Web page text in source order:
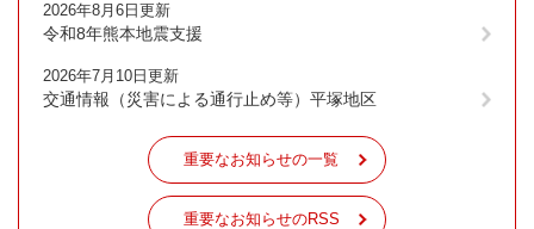
2026年8月6日更新
令和8年熊本地震支援
2026年7月10日更新
交通情報（災害による通行止め等）平塚地区
重要なお知らせの一覧
重要なお知らせのRSS